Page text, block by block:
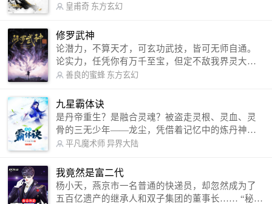
倒，扶大厦之将倾，成就了一段无上的传说！ 微信
微博：皇甫奇（地址：http://weibo.com/u/25284575
87） QQ交流群：320238210【普通群】 574501330
【VIP订阅群】 欢迎大家关注。
皇甫奇 东方玄幻
修罗武神
论潜力，不算天才，可玄功武技，皆可无师自通。
论实力，任凭你有万千至宝，但定不敌我界灵大
军。 我是谁？天下众生视我为修罗，却不知，我以
信公众号：善良的蜜蜂后援会）
善良的蜜蜂 东方玄幻
九星霸体诀
是丹帝重生？是融合灵魂？被盗走灵根、灵血、灵
骨的三无少年——龙尘，凭借着记忆中的炼丹神
术，修行神秘功法九星霸体诀，拨开重重迷雾，解
勾搭各色美女，镇压恶鬼邪神。 江湖传闻：龙
尘一到，地吼天啸。龙尘一出，鬼泣神哭。 本
故事纯属虚构，如有雷同，那就是真事儿，想要对
平凡魔术师 异界大陆
我竟然是富二代
杨小天，燕京市一名普通的快递员，却忽然成为了
五百亿遗产的继承人和双子集团的董事长…… “秘